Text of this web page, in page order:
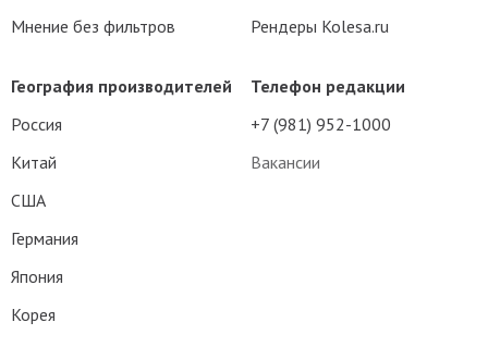
Телефон редакции
+7 (981) 952-1000
Вакансии
Мнение без фильтров
Рендеры Kolesa.ru
География производителей
Россия
Китай
США
Германия
Япония
Корея